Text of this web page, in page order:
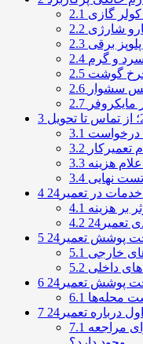
2.1 گازی
2.2 شارژی
2.3 برقی
2.4 و گرم
2.5 گوشت
2.6 سشوار
2.7 مایکروفر
3
3.1 درخواست
3.2 تعمیرکار
3.3 هزینه
3.4 نهایی
4
در تعمیر24
4.1 بر هزینه
4.2
5
پوشش تعمیر24
5.1 خارجی
5.2 داخلی
6
پوشش تعمیر24
6.1 محله‌ها
7
تعمیر24
7.1